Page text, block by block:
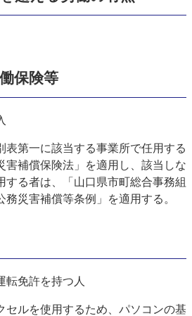
保険等
表第一に該当する事業所で任用する
害補償保険法」を適用し、該当しな
する者は、「山口県市町総合事務組
務災害補償等条例」を適用する。
転免許を持つ人
セルを使用するため、パソコンの基